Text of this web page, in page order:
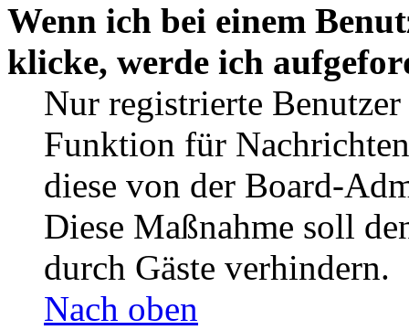
Wenn ich bei einem
klicke, werde ich
Nur registrierte
Funktion für
diese von der Board-
Diese Maßnahme soll
durch Gäste verhindern.
Nach oben